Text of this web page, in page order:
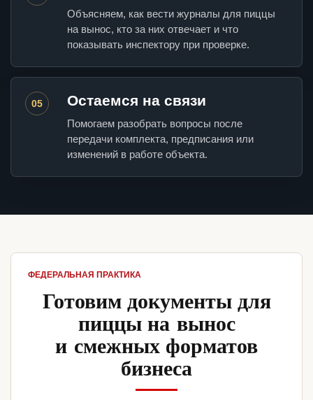
Объясняем, как вести журналы для пиццы
на вынос, кто за них отвечает и что
показывать инспектору при проверке.
05 Остаемся на связи
Помогаем разобрать вопросы после
передачи комплекта, предписания или
изменений в работе объекта.
ФЕДЕРАЛЬНАЯ ПРАКТИКА
Готовим документы для
пиццы на вынос
и смежных форматов
бизнеса